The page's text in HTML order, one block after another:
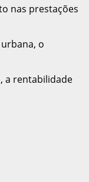
nas prestações
o
a rentabilidade